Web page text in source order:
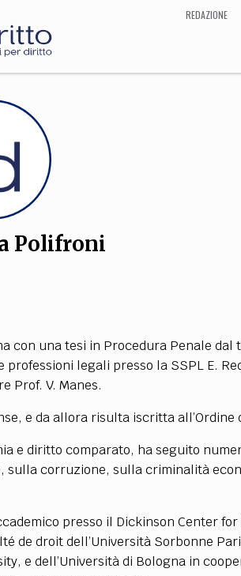
REDAZIONE
CURATORI FOTOGRAFI
PUBBLICITÀ CONTATTI
Polifroni
con una tesi in Procedura Penale
legali presso la SSPL E.
Prof. V. Manes.
e da allora risulta iscritta all’Ordine
e diritto comparato, ha seguito
corruzione, sulla criminalità
presso il Dickinson Center
de droit dell’Università Sorbonne
e dell’Università di Bologna in